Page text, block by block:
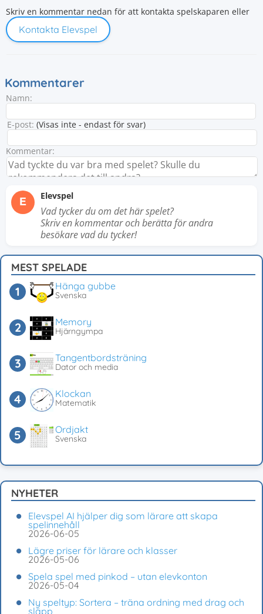
Skriv en kommentar nedan för att kontakta spelskaparen eller
Kontakta Elevspel
Kommentarer
Namn:
E-post: (Visas inte - endast för svar)
Kommentar:
E Elevspel
Vad tycker du om det här spelet?
Skriv en kommentar och berätta för andra
besökare vad du tycker!
MEST SPELADE
Hänga gubbe
Svenska
Memory
Hjärngympa
Tangentbordsträning
Dator och media
Klockan
Matematik
Ordjakt
Svenska
NYHETER
Elevspel AI hjälper dig som lärare att skapa
spelinnehåll
2026-06-05
Lägre priser för lärare och klasser
2026-05-06
Spela spel med pinkod – utan elevkonton
2026-05-04
Ny speltyp: Sortera – träna ordning med drag och
släpp